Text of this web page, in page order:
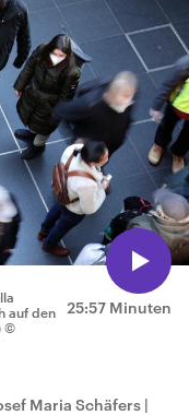
25:57 Minuten
auf den
©
Maria Schäfers |